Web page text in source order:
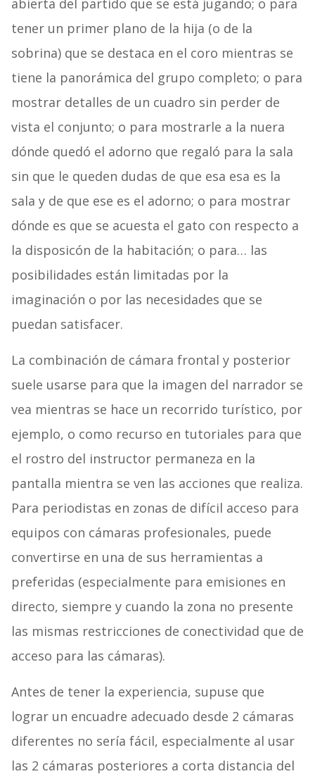
abierta del partido que se está jugando; o para
tener un primer plano de la hija (o de la
sobrina) que se destaca en el coro mientras se
tiene la panorámica del grupo completo; o para
mostrar detalles de un cuadro sin perder de
vista el conjunto; o para mostrarle a la nuera
dónde quedó el adorno que regaló para la sala
sin que le queden dudas de que esa esa es la
sala y de que ese es el adorno; o para mostrar
dónde es que se acuesta el gato con respecto a
la disposicón de la habitación; o para… las
posibilidades están limitadas por la
imaginación o por las necesidades que se
puedan satisfacer.
La combinación de cámara frontal y posterior
suele usarse para que la imagen del narrador se
vea mientras se hace un recorrido turístico, por
ejemplo, o como recurso en tutoriales para que
el rostro del instructor permaneza en la
pantalla mientra se ven las acciones que realiza.
Para periodistas en zonas de difícil acceso para
equipos con cámaras profesionales, puede
convertirse en una de sus herramientas a
preferidas (especialmente para emisiones en
directo, siempre y cuando la zona no presente
las mismas restricciones de conectividad que de
acceso para las cámaras).
Antes de tener la experiencia, supuse que
lograr un encuadre adecuado desde 2 cámaras
diferentes no sería fácil, especialmente al usar
las 2 cámaras posteriores a corta distancia del